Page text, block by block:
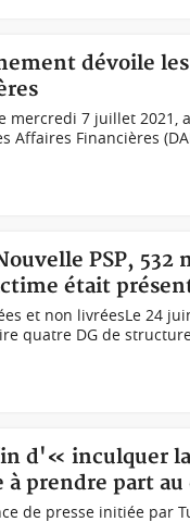
dévoile
mercredi 7 juillet 2021,
Affaires Financières
PSP, 532
était
et non livrées Le 24
quatre DG de
d'« inculquer
prendre part au
de presse initiée par